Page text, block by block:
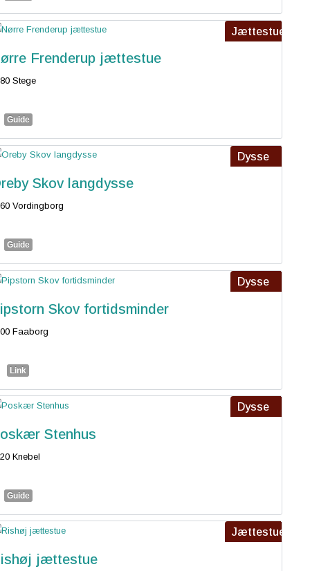
Jættestue
Frenderup jættestue
Stege
Guide
Dysse
Skov langdysse
Vordingborg
Guide
Dysse
Skov fortidsminder
Faaborg
Link
Dysse
Stenhus
Knebel
Guide
Jættestue
jættestue